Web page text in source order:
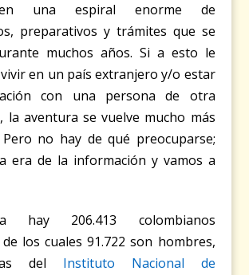
una espiral enorme de
preparativos y trámites que se
muchos años. Si a esto le
en un país extranjero y/o estar
con una persona de otra
la aventura se vuelve mucho más
no hay de qué preocuparse;
era de la información y vamos a
hay 206.413 colombianos
los cuales 91.722 son hombres,
del Instituto Nacional de